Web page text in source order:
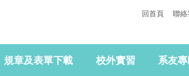
回首頁 聯絡
規章及表單下載 校外實習 系友